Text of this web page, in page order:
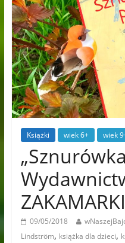
Książki wiek 6+ wiek
ZAKAMARKI
09/05/2018
Lindström, książka dla dzieci,